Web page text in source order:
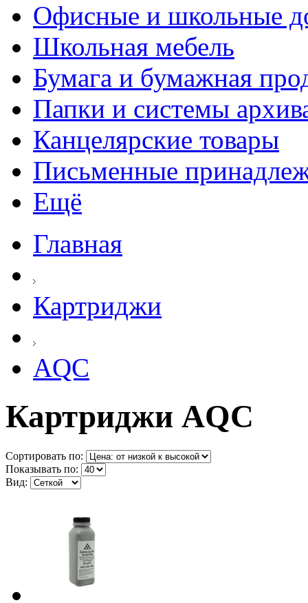
Офисные и школьные
Школьная мебель
Бумага и бумажная
Папки и системы
Канцелярские товары
Письменные
Ещё
Главная
Картриджи
AQC
Картриджи AQC
Сортировать по:
Показывать по:
Вид: